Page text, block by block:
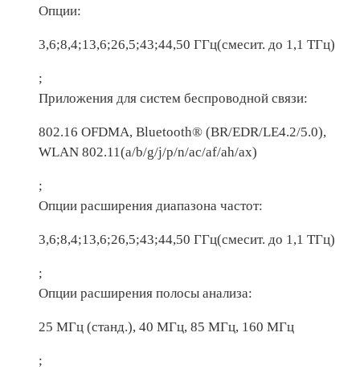
Опции:
3,6;8,4;13,6;26,5;43;44,50 ГГц(смесит. до 1,1 ТГц)
;
Приложения для систем беспроводной связи:
802.16 OFDMA, Bluetooth® (BR/EDR/LE4.2/5.0),
WLAN 802.11(a/b/g/j/p/n/ac/af/ah/ax)
;
Опции расширения диапазона частот:
3,6;8,4;13,6;26,5;43;44,50 ГГц(смесит. до 1,1 ТГц)
;
Опции расширения полосы анализа:
25 МГц (станд.), 40 МГц, 85 МГц, 160 МГц
;